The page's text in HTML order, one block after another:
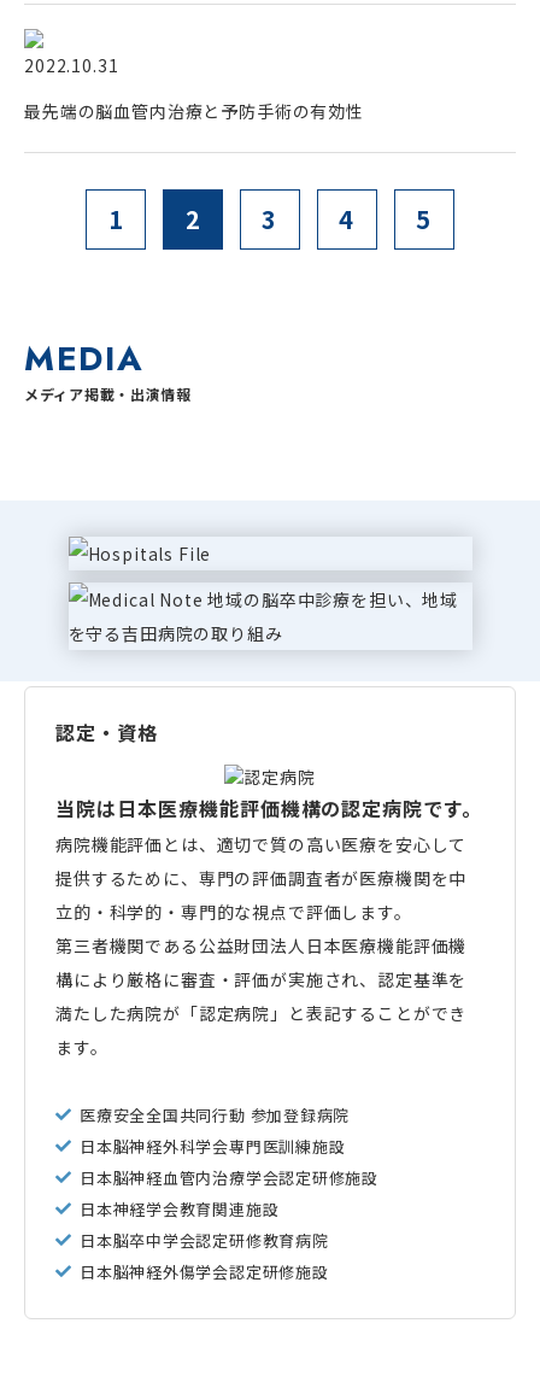
2022.10.31
最先端の脳血管内治療と予防手術の有効性
1 2 3 4 5
MEDIA
メディア掲載・出演情報
認定・資格
当院は日本医療機能評価機構の認定病院です。
病院機能評価とは、適切で質の高い医療を安心して
提供するために、専門の評価調査者が医療機関を中
立的・科学的・専門的な視点で評価します。
第三者機関である公益財団法人日本医療機能評価機
構により厳格に審査・評価が実施され、認定基準を
満たした病院が「認定病院」と表記することができ
ます。
医療安全全国共同行動 参加登録病院
日本脳神経外科学会専門医訓練施設
日本脳神経血管内治療学会認定研修施設
日本神経学会教育関連施設
日本脳卒中学会認定研修教育病院
日本脳神経外傷学会認定研修施設